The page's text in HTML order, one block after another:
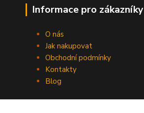
Informace pro zákazníky
O nás
Jak nakupovat
Obchodní podmínky
Kontakty
Blog